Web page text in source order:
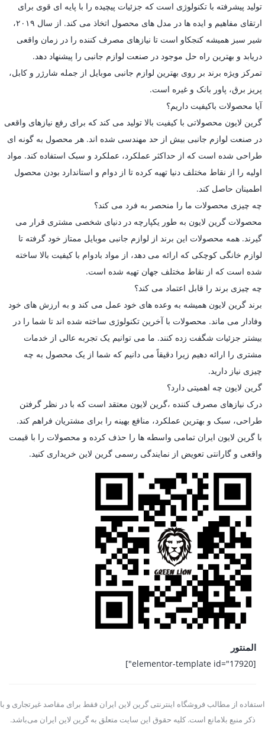
تولید پیشرفته با تکنولوژی است که جزئیات پیچیده را با پایه ای قوی برای
ارتقای مفاهیم و ایده ها در مدل های محصول اتخاذ می کند. از سال ۲۰۱۹،
شیر سبز همیشه کنجکاو است تا نیازهای مصرف کننده را در زمان واقعی
دریابد و بهترین راه حل موجود در صنعت لوازم جانبی را پیشنهاد دهد.
تمرکز ویژه برند بر روی بهترین لوازم جانبی موبایل از جمله شارژر و کابل،
پریز برق، پاور بانک و غیره است.
آیا محصولات باکیفیت داریم؟
گرین لایون محصولاتی با کیفیت بالا تولید می کند که برای رفع نیازهای واقعی
در صنعت لوازم جانبی بیش از حد مهندسی شده اند. هر محصول به گونه ای
طراحی شده است که از حداکثر عملکرد، عملکرد و سبک استفاده کند. مواد
اولیه را از نقاط مختلف دنیا تهیه کرده تا از دوام و استاندارد بودن محصول
اطمینان حاصل کند.
چه چیزی محصولات ما را منحصر به فرد می کند؟
محصولات گرین لایون به طور یکپارچه در دنیای شخصی مشتری قرار می
گیرند. همه محصولات این برند از لوازم جانبی موبایل ممتاز خود گرفته تا
لوازم خانگی کوچکی که ارائه می دهد، از مواد بادوام با کیفیت بالا ساخته
شده است که از نقاط مختلف جهان تهیه شده است.
چه چیزی برند را قابل اعتماد می کند؟
برند گرین لایون همیشه به وعده های خود عمل می کند و به ارزش های خود
وفادار می ماند. محصولات با آخرین تکنولوژی ساخته شده اند تا شما را در
بیشتر جزئیات شگفت زده کنند. ما می توانیم یک تجربه عالی از خدمات
مشتری را ارائه دهیم زیرا دقیقاً می دانیم که شما از یک محصول به چه
چیزی نیاز دارید.
گرین لایون چه اهمیتی دارد؟
درک نیازهای مصرف کننده ،گرین لایون معتقد است که با در نظر گرفتن
طراحی، سبک و بهترین عملکرد، منافع بهینه را برای مشتریان فراهم کند.
با گرین لایون ایران تمامی واسطه ها را حذف کرده و محصولات را با قیمت
واقعی و گارانتی تعویض از نمایندگی رسمی گرین لاین خریداری کنید.
المنتور
[elementor-template id="17920"]
استفاده از مطالب فروشگاه اینترنتی گرین لاین ایران فقط برای مقاصد غیرتجاری و با
ذکر منبع بلامانع است. کلیه حقوق این سایت متعلق به گرین لاین ایران می‌باشد.